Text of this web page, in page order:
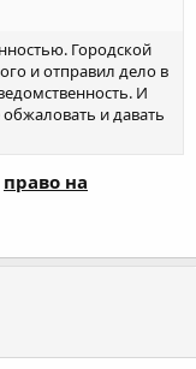
Городской
и отправил дело в
И
и давать
право на